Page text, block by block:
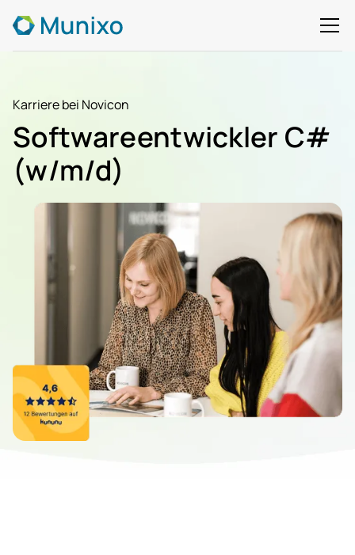
Karriere bei Novicon
Softwareentwickler C#
(w/m/d)